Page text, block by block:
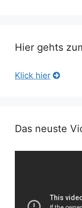
Hier gehts
Klick hier
Das neuste